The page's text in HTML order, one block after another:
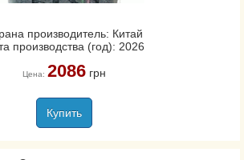
производитель: Китай
производства (год): 2026
Цена: 2086грн
Купить